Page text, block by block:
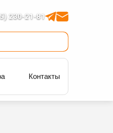
230-21-81
Контакты